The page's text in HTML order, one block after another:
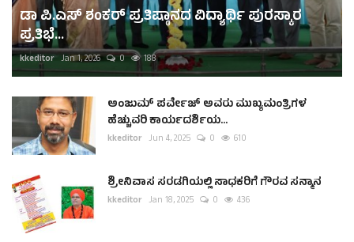
ಡಾ ಪಿ.ಎಸ್ ಶಂಕರ್ ಪ್ರತಿಷ್ಠಾನದ ವಿದ್ಯಾರ್ಥಿ ಪುರಸ್ಕಾರ
ಪ್ರತಿಭೆ...
kkeditor Jan 1, 2026 0 188
ಅಂಜುಮ್ ಪರ್ವೇಜ್ ಅವರು ಮುಖ್ಯಮಂತ್ರಿಗಳ
ಹೆಚ್ಚುವರಿ ಕಾರ್ಯದರ್ಶಿಯ...
kkeditor Jun 4, 2025 0 610
ಶ್ರೀನಿವಾಸ ಸರಡಗಿಯಲ್ಲಿ ಸಾಧಕರಿಗೆ ಗೌರವ ಸನ್ಮಾನ
kkeditor Jan 18, 2025 0 436